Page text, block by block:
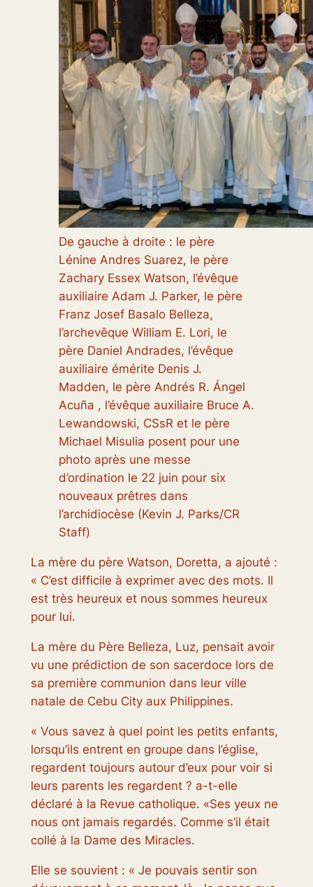
De gauche à droite : le père
Lénine Andres Suarez, le père
Zachary Essex Watson, l’évêque
auxiliaire Adam J. Parker, le père
Franz Josef Basalo Belleza,
l’archevêque William E. Lori, le
père Daniel Andrades, l’évêque
auxiliaire émérite Denis J.
Madden, le père Andrés R. Ángel
Acuña , l’évêque auxiliaire Bruce A.
Lewandowski, CSsR et le père
Michael Misulia posent pour une
photo après une messe
d’ordination le 22 juin pour six
nouveaux prêtres dans
l’archidiocèse (Kevin J. Parks/CR
Staff)
La mère du père Watson, Doretta, a ajouté :
« C’est difficile à exprimer avec des mots. Il
est très heureux et nous sommes heureux
pour lui.
La mère du Père Belleza, Luz, pensait avoir
vu une prédiction de son sacerdoce lors de
sa première communion dans leur ville
natale de Cebu City aux Philippines.
« Vous savez à quel point les petits enfants,
lorsqu’ils entrent en groupe dans l’église,
regardent toujours autour d’eux pour voir si
leurs parents les regardent ? a-t-elle
déclaré à la Revue catholique. «Ses yeux ne
nous ont jamais regardés. Comme s’il était
collé à la Dame des Miracles.
Elle se souvient : « Je pouvais sentir son